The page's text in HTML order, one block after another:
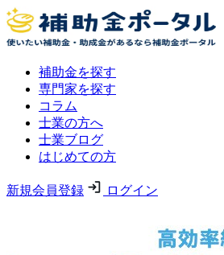
補助金を探す
専門家を探す
コラム
士業の方へ
士業ブログ
はじめての方
新規会員登録 ログイン